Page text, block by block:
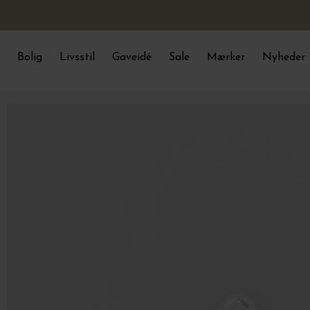
Bolig Livsstil Gaveidé Sale Mærker Nyheder